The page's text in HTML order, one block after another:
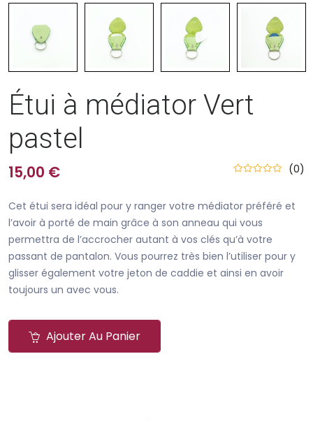
Étui à médiator Vert
pastel
15,00 € (0)
Cet étui sera idéal pour y ranger votre médiator préféré et
l’avoir à porté de main grâce à son anneau qui vous
permettra de l’accrocher autant à vos clés qu’à votre
passant de pantalon. Vous pourrez très bien l’utiliser pour y
glisser également votre jeton de caddie et ainsi en avoir
toujours un avec vous.
Ajouter Au Panier